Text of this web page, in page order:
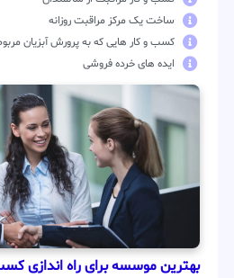
ساخت یک مرکز مراقبت روزانه
کسب و کار هایی که به پرورش آبزیان
ایده های خرده فروشی
بهترین موسسه برای راه اندازی